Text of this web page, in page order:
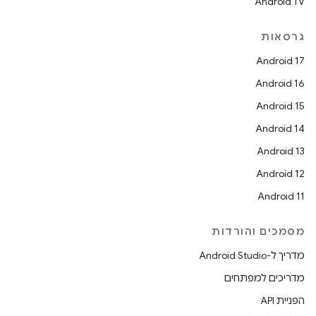
גרסאות
Android 17
Android 16
Android 15
Android 14
Android 13
Android 12
Android 11
מסמכים והורדות
מדריך ל-Android Studio
מדריכים למפתחים
הפניית API